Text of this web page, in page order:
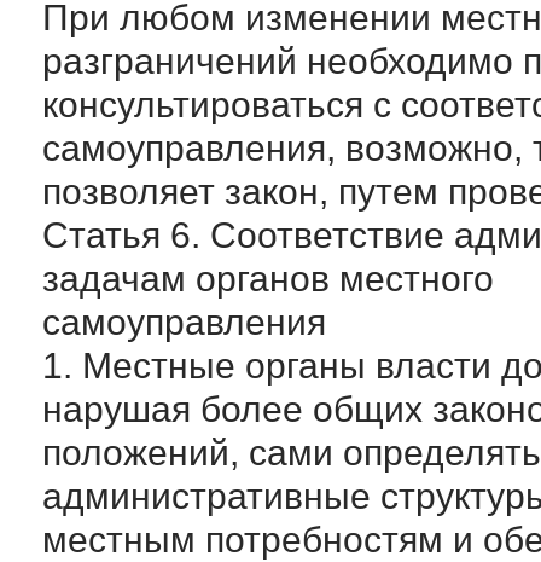
При любом изменении
разграничений необходимо
консультироваться с
самоуправления, возможно,
позволяет закон, путем
Статья 6. Соответствие
задачам органов местного
самоуправления
1. Местные органы власти
нарушая более общих
положений, сами
административные
местным потребностям и